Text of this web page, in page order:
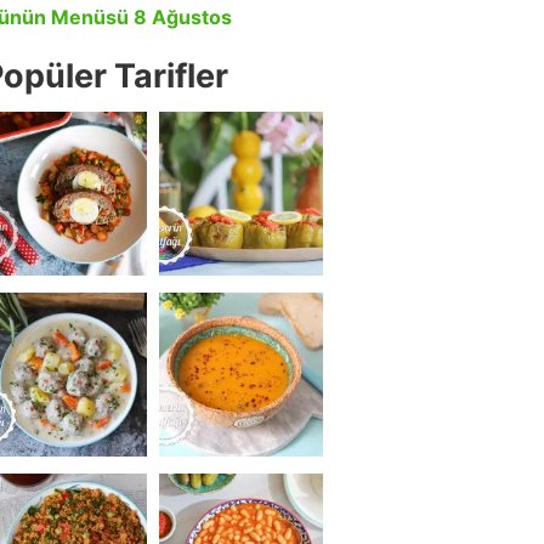
Menüsü 8 Ağustos
Tarifler